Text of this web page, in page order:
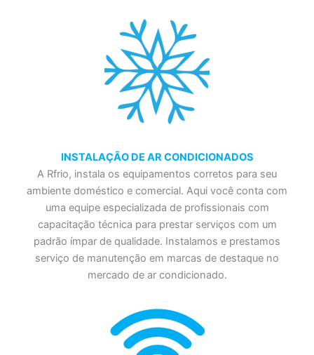
INSTALAÇÃO DE AR CONDICIONADOS
A Rfrio, instala os equipamentos corretos para seu
ambiente doméstico e comercial. Aqui você conta com
uma equipe especializada de profissionais com
capacitação técnica para prestar serviços com um
padrão ímpar de qualidade. Instalamos e prestamos
serviço de manutenção em marcas de destaque no
mercado de ar condicionado.